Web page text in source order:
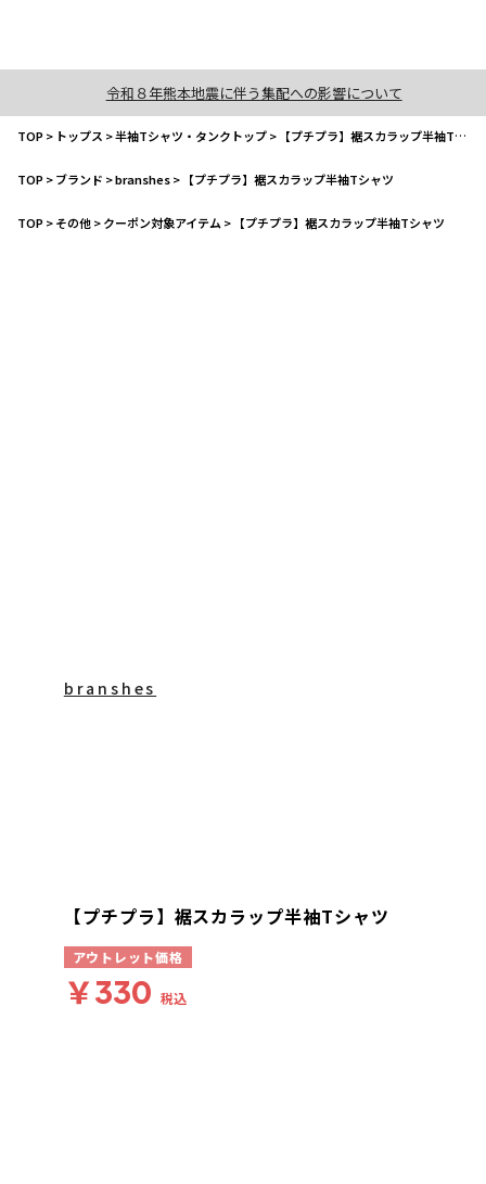
令和８年熊本地震に伴う集配への影響について
TOP> トップス >半袖Tシャツ・タンクトップ> 【プチプラ】裾スカラップ半袖Tシャツ
TOP>ブランド >branshes> 【プチプラ】裾スカラップ半袖Tシャツ
TOP>その他>クーポン対象アイテム > 【プチプラ】裾スカラップ半袖Tシャツ
branshes
【プチプラ】裾スカラップ半袖Tシャツ
アウトレット価格
￥330 税込